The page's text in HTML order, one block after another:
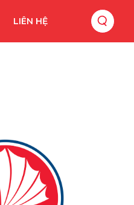
LIÊN HỆ